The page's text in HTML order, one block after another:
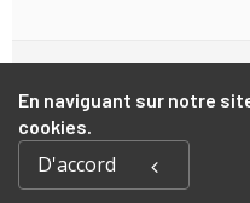
En naviguant sur notre
cookies.
D'accord